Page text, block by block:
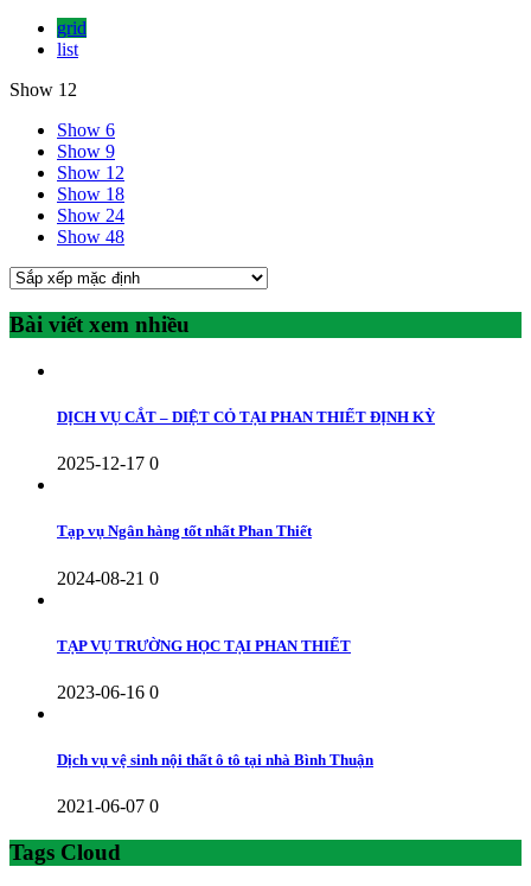
grid
list
Show 12
Show 6
Show 9
Show 12
Show 18
Show 24
Show 48
Bài viết xem nhiều
DỊCH VỤ CẮT – DIỆT CỎ TẠI PHAN THIẾT ĐỊNH KỲ
2025-12-17 0
Tạp vụ Ngân hàng tốt nhất Phan Thiết
2024-08-21 0
TẠP VỤ TRƯỜNG HỌC TẠI PHAN THIẾT
2023-06-16 0
Dịch vụ vệ sinh nội thất ô tô tại nhà Bình Thuận
2021-06-07 0
Tags Cloud